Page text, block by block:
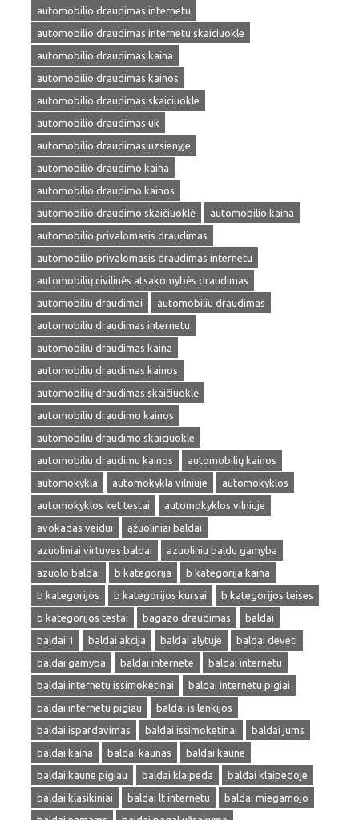
automobilio draudimas internetu
automobilio draudimas internetu skaiciuokle
automobilio draudimas kaina
automobilio draudimas kainos
automobilio draudimas skaiciuokle
automobilio draudimas uk
automobilio draudimas uzsienyje
automobilio draudimo kaina
automobilio draudimo kainos
automobilio draudimo skaičiuoklė
automobilio kaina
automobilio privalomasis draudimas
automobilio privalomasis draudimas internetu
automobilių civilinės atsakomybės draudimas
automobiliu draudimai
automobiliu draudimas
automobiliu draudimas internetu
automobiliu draudimas kaina
automobiliu draudimas kainos
automobilių draudimas skaičiuoklė
automobiliu draudimo kainos
automobiliu draudimo skaiciuokle
automobiliu draudimu kainos
automobilių kainos
automokykla
automokykla vilniuje
automokyklos
automokyklos ket testai
automokyklos vilniuje
avokadas veidui
ąžuoliniai baldai
azuoliniai virtuves baldai
azuoliniu baldu gamyba
azuolo baldai
b kategorija
b kategorija kaina
b kategorijos
b kategorijos kursai
b kategorijos teises
b kategorijos testai
bagazo draudimas
baldai
baldai 1
baldai akcija baldai alytuje
baldai deveti
baldai gamyba
baldai internete
baldai internetu
baldai internetu issimoketinai
baldai internetu pigiai
baldai internetu pigiau
baldai is lenkijos
baldai ispardavimas
baldai issimoketinai
baldai jums
baldai kaina
baldai kaunas
baldai kaune
baldai kaune pigiau
baldai klaipeda
baldai klaipedoje
baldai klasikiniai
baldai lt internetu
baldai miegamojo